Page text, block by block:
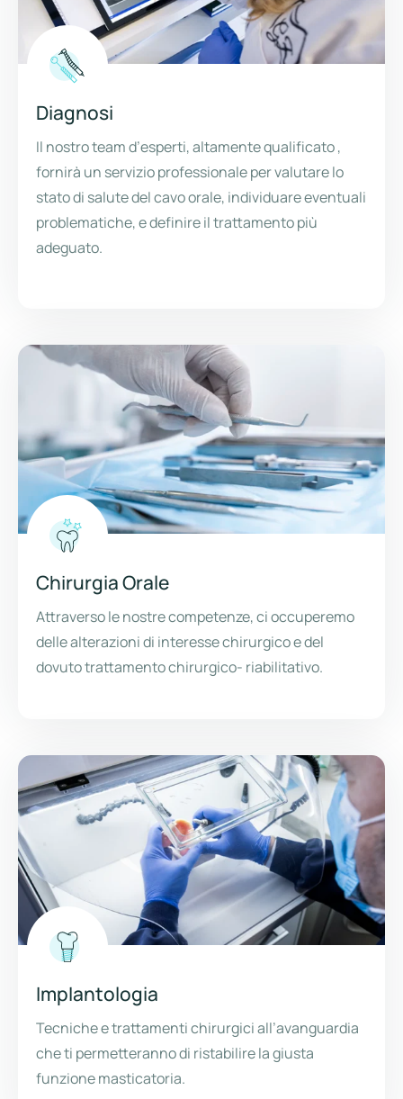
Diagnosi
Il nostro team d’esperti, altamente qualificato ,
fornirà un servizio professionale per valutare lo
stato di salute del cavo orale, individuare eventuali
problematiche, e definire il trattamento più
adeguato.
Chirurgia Orale
Attraverso le nostre competenze, ci occuperemo
delle alterazioni di interesse chirurgico e del
dovuto trattamento chirurgico- riabilitativo.
Implantologia
Tecniche e trattamenti chirurgici all’avanguardia
che ti permetteranno di ristabilire la giusta
funzione masticatoria.